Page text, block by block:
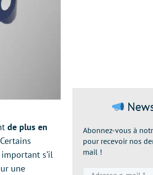
de plus en
s’il
une
Abonnez-vous à
pour recevoir nos
mail !